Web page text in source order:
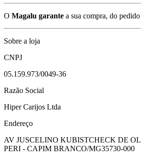
O Magalu garante a sua compra, do
Sobre a loja
CNPJ
05.159.973/0049-36
Razão Social
Hiper Carijos Ltda
Endereço
AV JUSCELINO KUBISTCHECK DE
PERI - CAPIM BRANCO/MG35730-000